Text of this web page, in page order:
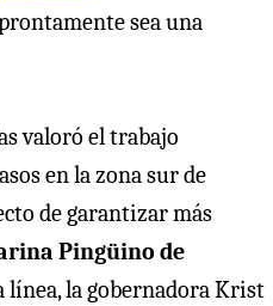
sea una
valoró el trabajo
en la zona sur de
de garantizar más
Pingüino de
línea, la gobernadora Krist